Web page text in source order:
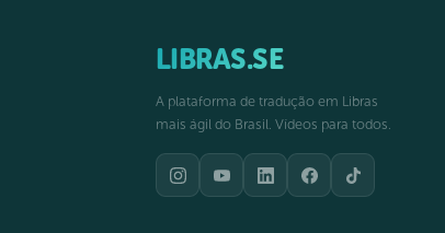
LIBRAS.SE
A plataforma de tradução em Libras
mais ágil do Brasil. Vídeos para todos.